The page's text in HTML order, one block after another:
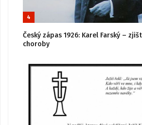
4
Český zápas 1926: Karel Farský –
choroby